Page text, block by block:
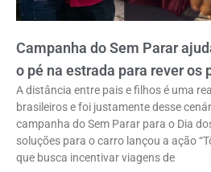
Campanha do Sem Parar
o pé na estrada para rever os
A distância entre pais e filhos é uma
brasileiros e foi justamente desse
campanha do Sem Parar para o Dia
soluções para o carro lançou a ação
que busca incentivar viagens de